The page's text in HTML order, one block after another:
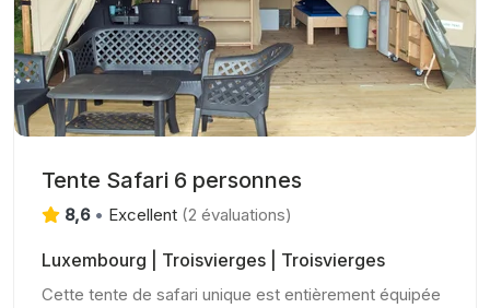
Tente Safari 6 personnes
8,6 • Excellent (2 évaluations)
Luxembourg | Troisvierges | Troisvierges
Cette tente de safari unique est entièrement équipée